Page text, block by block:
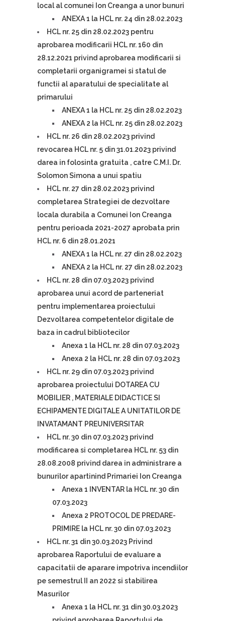
local al comunei Ion Creanga a unor bunuri
ANEXA 1 la HCL nr. 24 din 28.02.2023
HCL nr. 25 din 28.02.2023 pentru
aprobarea modificarii HCL nr. 160 din
28.12.2021 privind aprobarea modificarii si
completarii organigramei si statul de
functii al aparatului de specialitate al
primarului
ANEXA 1 la HCL nr. 25 din 28.02.2023
ANEXA 2 la HCL nr. 25 din 28.02.2023
HCL nr. 26 din 28.02.2023 privind
revocarea HCL nr. 5 din 31.01.2023 privind
darea in folosinta gratuita , catre C.M.I. Dr.
Solomon Simona a unui spatiu
HCL nr. 27 din 28.02.2023 privind
completarea Strategiei de dezvoltare
locala durabila a Comunei Ion Creanga
pentru perioada 2021-2027 aprobata prin
HCL nr. 6 din 28.01.2021
ANEXA 1 la HCL nr. 27 din 28.02.2023
ANEXA 2 la HCL nr. 27 din 28.02.2023
HCL nr. 28 din 07.03.2023 privind
aprobarea unui acord de parteneriat
pentru implementarea proiectului
Dezvoltarea competentelor digitale de
baza in cadrul bibliotecilor
Anexa 1 la HCL nr. 28 din 07.03.2023
Anexa 2 la HCL nr. 28 din 07.03.2023
HCL nr. 29 din 07.03.2023 privind
aprobarea proiectului DOTAREA CU
MOBILIER , MATERIALE DIDACTICE SI
ECHIPAMENTE DIGITALE A UNITATILOR DE
INVATAMANT PREUNIVERSITAR
HCL nr. 30 din 07.03.2023 privind
modificarea si completarea HCL nr. 53 din
28.08.2008 privind darea in administrare a
bunurilor apartinind Primariei Ion Creanga
Anexa 1 INVENTAR la HCL nr. 30 din
07.03.2023
Anexa 2 PROTOCOL DE PREDARE-
PRIMIRE la HCL nr. 30 din 07.03.2023
HCL nr. 31 din 30.03.2023 Privind
aprobarea Raportului de evaluare a
capacitatii de aparare impotriva incendiilor
pe semestrul II an 2022 si stabilirea
Masurilor
Anexa 1 la HCL nr. 31 din 30.03.2023